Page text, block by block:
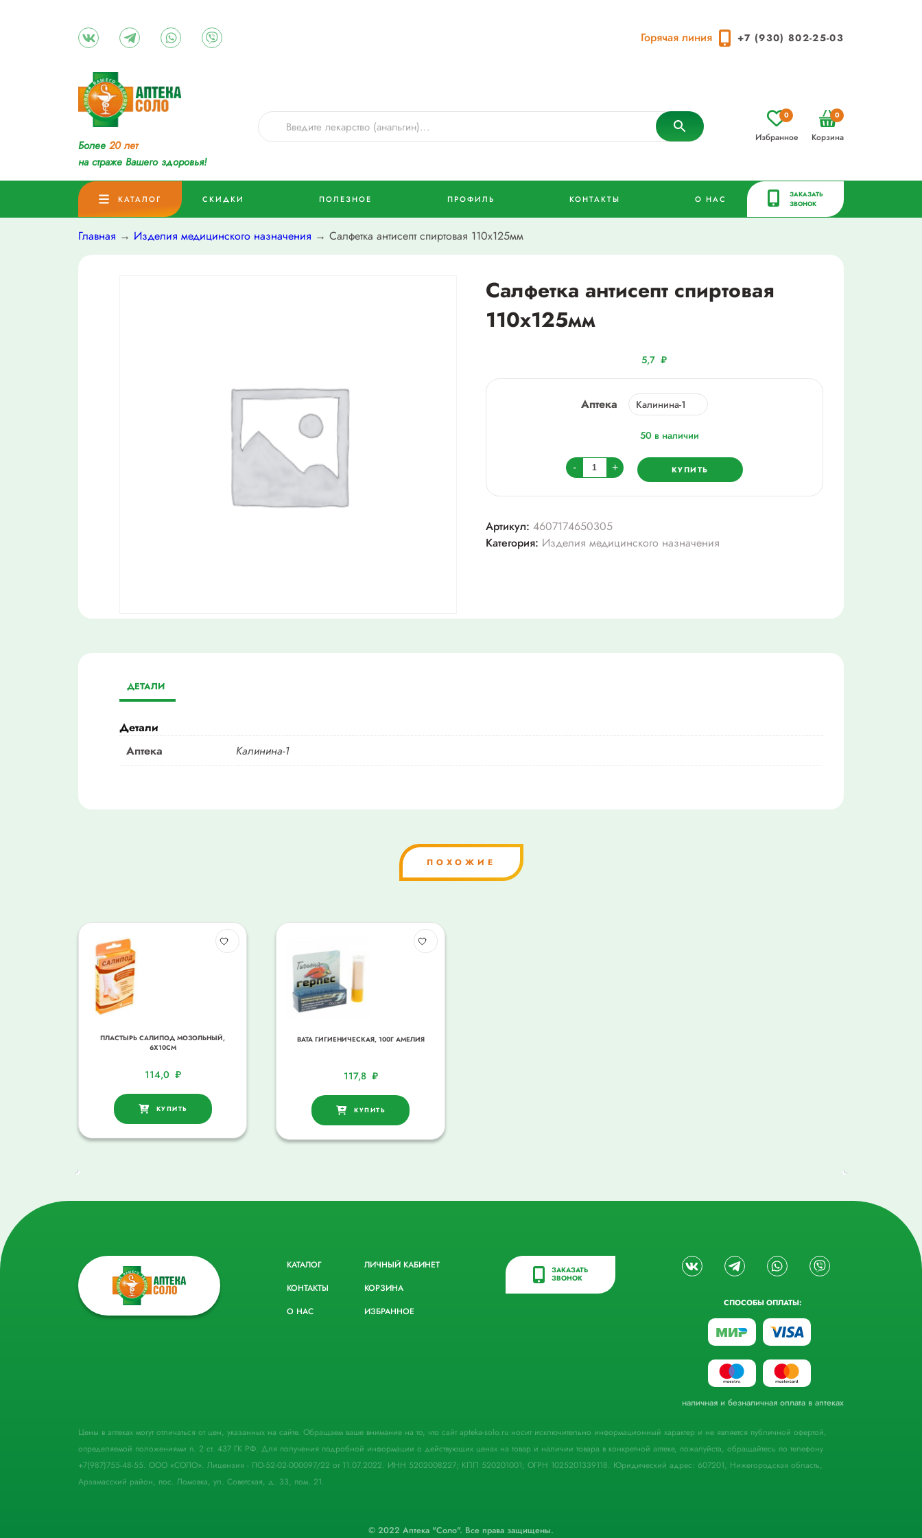
Горячая линия +7 (930) 802-25-03
Более 20 лет
на страже Вашего здоровья!
Избранное
0
Корзина
0
КАТАЛОГ СКИДКИ ПОЛЕЗНОЕ ПРОФИЛЬ КОНТАКТЫ О НАС
ЗАКАЗАТЬ
ЗВОНОК
Главная → Изделия медицинского назначения → Салфетка антисепт спиртовая 110х125мм
Салфетка антисепт спиртовая
110х125мм
5,7₽
Аптека
50 в наличии
-
Количество
товара
Салфетка
спиртовая
110х125мм
+ КУПИТЬ
Артикул: 4607174650305
Категория: Изделия медицинского назначения
ДЕТАЛИ
Детали
Аптека
Калинина-1
ПОХОЖИЕ
ПЛАСТЫРЬ САЛИПОД МОЗОЛЬНЫЙ,
6Х10СМ
114,0 ₽
КУПИТЬ
ВАТА ГИГИЕНИЧЕСКАЯ, 100Г АМЕЛИЯ
117,8 ₽
КУПИТЬ
КАТАЛОГ
КОНТАКТЫ
О НАС
ЛИЧНЫЙ КАБИНЕТ
КОРЗИНА
ИЗБРАННОЕ
ЗАКАЗАТЬ
ЗВОНОК
СПОСОБЫ ОПЛАТЫ:
наличная и безналичная оплата в аптеках
Цены в аптеках могут отличаться от цен, указанных на сайте. Обращаем ваше внимание на то, что сайт apteka-solo.ru носит исключительно информационный характер и не является публичной офертой,
определяемой положениями п. 2 ст. 437 ГК РФ. Для получения подробной информации о действующих ценах на товар и наличии товара в конкретной аптеке, пожалуйста, обращайтесь по телефону
+7(987)755-48-55. ООО «СОЛО». Лицензия - ЛО-52-02-000097/22 от 11.07.2022. ИНН 5202008227; КПП 520201001; ОГРН 1025201339118. Юридический адрес: 607201, Нижегородская область,
Арзамасский район, пос. Ломовка, ул. Советская, д. 33, пом. 21.
© 2022 Аптека "Соло". Все права защищены.